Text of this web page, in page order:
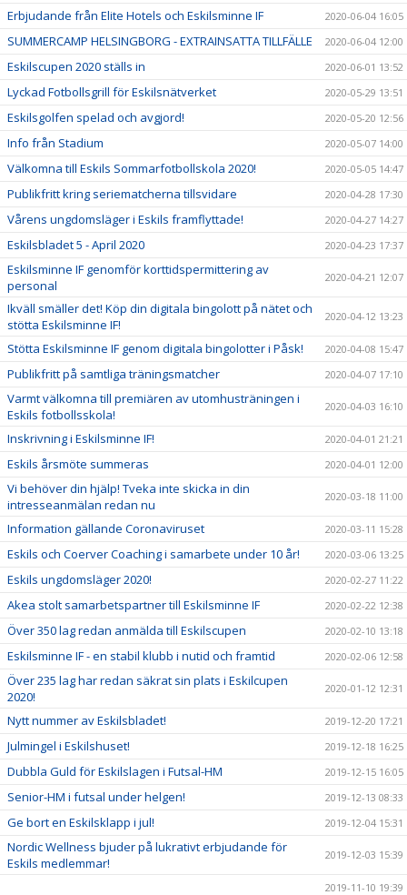
Erbjudande från Elite Hotels och Eskilsminne IF 2020-06-04 16:05
SUMMERCAMP HELSINGBORG - EXTRAINSATTA TILLFÄLLE 2020-06-04 12:00
Eskilscupen 2020 ställs in 2020-06-01 13:52
Lyckad Fotbollsgrill för Eskilsnätverket 2020-05-29 13:51
Eskilsgolfen spelad och avgjord! 2020-05-20 12:56
Info från Stadium 2020-05-07 14:00
Välkomna till Eskils Sommarfotbollskola 2020! 2020-05-05 14:47
Publikfritt kring seriematcherna tillsvidare 2020-04-28 17:30
Vårens ungdomsläger i Eskils framflyttade! 2020-04-27 14:27
Eskilsbladet 5 - April 2020 2020-04-23 17:37
Eskilsminne IF genomför korttidspermittering av
personal
2020-04-21 12:07
Ikväll smäller det! Köp din digitala bingolott på nätet och
stötta Eskilsminne IF!
2020-04-12 13:23
Stötta Eskilsminne IF genom digitala bingolotter i Påsk! 2020-04-08 15:47
Publikfritt på samtliga träningsmatcher 2020-04-07 17:10
Varmt välkomna till premiären av utomhusträningen i
Eskils fotbollsskola!
2020-04-03 16:10
Inskrivning i Eskilsminne IF! 2020-04-01 21:21
Eskils årsmöte summeras 2020-04-01 12:00
Vi behöver din hjälp! Tveka inte skicka in din
intresseanmälan redan nu
2020-03-18 11:00
Information gällande Coronaviruset 2020-03-11 15:28
Eskils och Coerver Coaching i samarbete under 10 år! 2020-03-06 13:25
Eskils ungdomsläger 2020! 2020-02-27 11:22
Akea stolt samarbetspartner till Eskilsminne IF 2020-02-22 12:38
Över 350 lag redan anmälda till Eskilscupen 2020-02-10 13:18
Eskilsminne IF - en stabil klubb i nutid och framtid 2020-02-06 12:58
Över 235 lag har redan säkrat sin plats i Eskilcupen
2020!
2020-01-12 12:31
Nytt nummer av Eskilsbladet! 2019-12-20 17:21
Julmingel i Eskilshuset! 2019-12-18 16:25
Dubbla Guld för Eskilslagen i Futsal-HM 2019-12-15 16:05
Senior-HM i futsal under helgen! 2019-12-13 08:33
Ge bort en Eskilsklapp i jul! 2019-12-04 15:31
Nordic Wellness bjuder på lukrativt erbjudande för
Eskils medlemmar!
2019-12-03 15:39
2019-11-10 19:39